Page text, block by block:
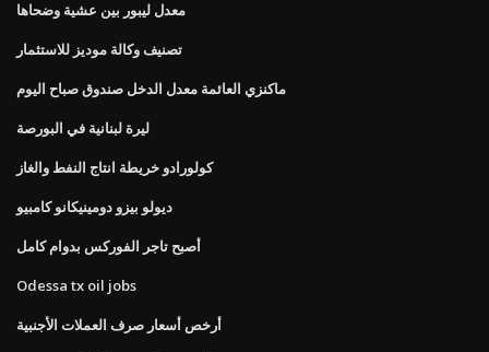
معدل ليبور بين عشية وضحاها
تصنيف وكالة موديز للاستثمار
ماكنزي العائمة معدل الدخل صندوق صباح اليوم
ليرة لبنانية في البورصة
كولورادو خريطة انتاج النفط والغاز
ديولو بيزو دومينيكانو كامبيو
أصبح تاجر الفوركس بدوام كامل
Odessa tx oil jobs
أرخص أسعار صرف العملات الأجنبية